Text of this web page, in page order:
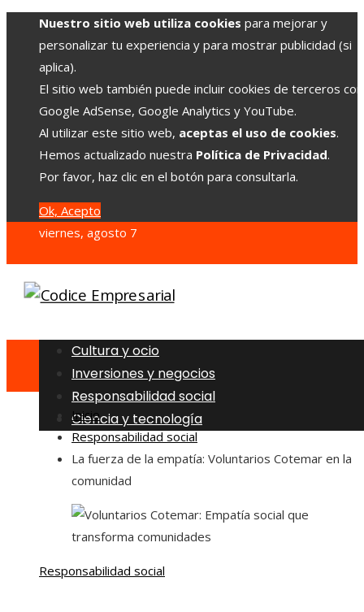
Nuestro sitio web utiliza cookies para mejorar y
personalizar tu experiencia y para mostrar publicidad (si
aplica).
El sitio web también puede incluir cookies de terceros
Google AdSense, Google Analytics y YouTube.
Al utilizar este sitio web, aceptas el uso de cookies.
Hemos actualizado nuestra Política de Privacidad.
Por favor, haz clic en el botón para consultarla.
Ok, Acepto
viernes, agosto 7
Cultura y ocio
Inversiones y negocios
Responsabilidad social
Ciencia y tecnología
Inicio
Responsabilidad social
La fuerza de la empatía: Voluntarios Cotemar en la
comunidad
Responsabilidad social